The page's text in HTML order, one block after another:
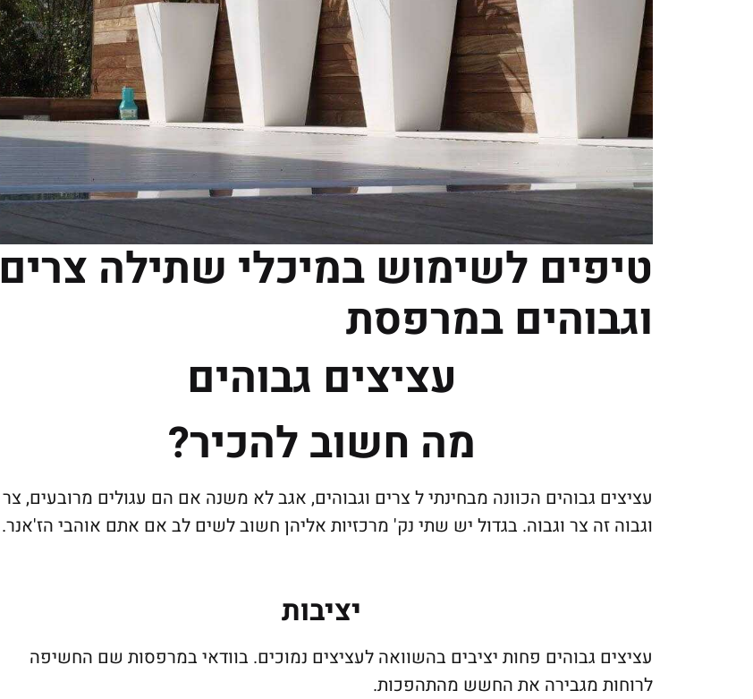
טיפים לשימוש במיכלי שתילה צרים
וגבוהים במרפסת
עציצים גבוהים
מה חשוב להכיר?
עציצים גבוהים הכוונה מבחינתי ל צרים וגבוהים, אגב לא משנה אם הם עגולים מרובעים, צר
וגבוה זה צר וגבוה. בגדול יש שתי נק' מרכזיות אליהן חשוב לשים לב אם אתם אוהבי הז'אנר.
יציבות
עציצים גבוהים פחות יציבים בהשוואה לעציצים נמוכים. בוודאי במרפסות שם החשיפה
לרוחות מגבירה את החשש מהתהפכות.